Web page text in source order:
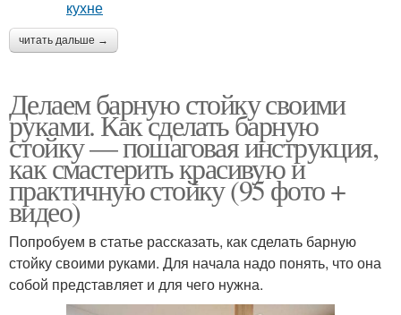
читать дальше →
Делаем барную стойку своими
руками. Как сделать барную
стойку — пошаговая инструкция,
как смастерить красивую и
практичную стойку (95 фото +
видео)
Попробуем в статье рассказать, как сделать барную
стойку своими руками. Для начала надо понять, что она
собой представляет и для чего нужна.